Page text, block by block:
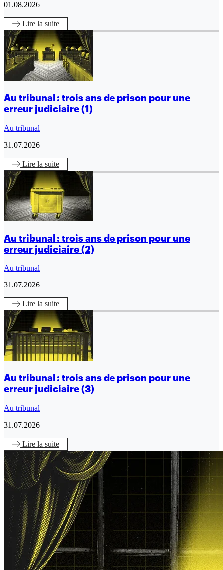
01.08.2026
Lire la suite
Au tribunal : trois ans de prison pour une
erreur judiciaire (1)
Au tribunal
31.07.2026
Lire la suite
Au tribunal : trois ans de prison pour une
erreur judiciaire (2)
Au tribunal
31.07.2026
Lire la suite
Au tribunal : trois ans de prison pour une
erreur judiciaire (3)
Au tribunal
31.07.2026
Lire la suite